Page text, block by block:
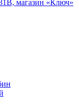
магазин «Ключ»